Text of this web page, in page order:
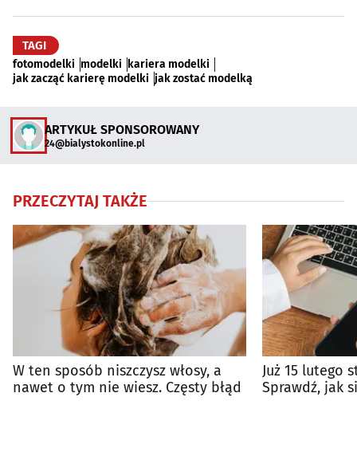
TAGI
fotomodelki modelki
kariera modelki
jak zacząć karierę modelki jak zostać modelką
ARTYKUŁ SPONSOROWANY
24@bialystokonline.pl
PRZECZYTAJ TAKŻE
W ten sposób niszczysz włosy, a
nawet o tym nie wiesz. Częsty błąd
Już 15 lutego
Sprawdź, jak